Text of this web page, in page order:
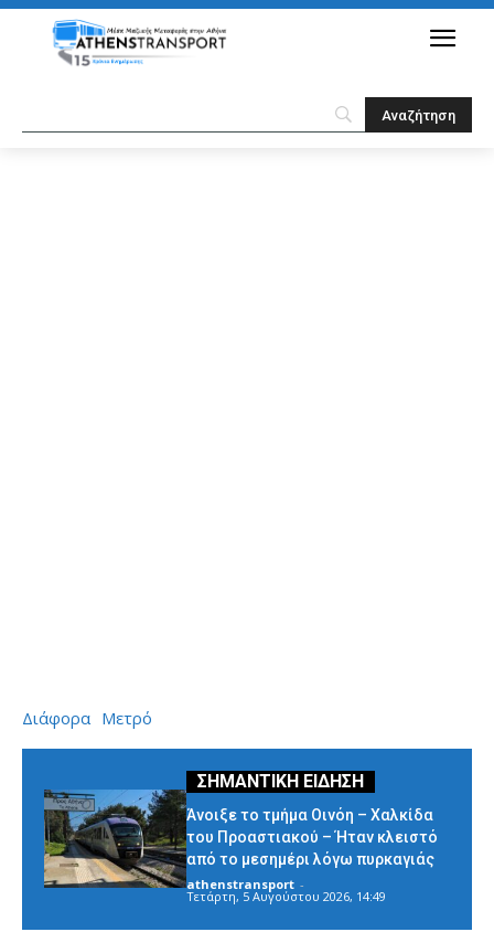
Διάφορα Μετρό
Άνοιξε το τμήμα Οινόη – Χαλκίδα
του Προαστιακού – Ήταν κλειστό
από το μεσημέρι λόγω πυρκαγιάς
athenstransport -
Τετάρτη, 5 Αυγούστου 2026, 14:49